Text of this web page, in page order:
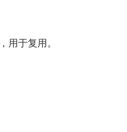
用于复用。